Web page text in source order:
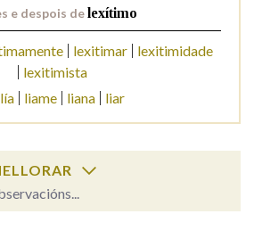
e despois delexítimo
lexitimar
lexitimidade
lexitimista
lía liame liana liar